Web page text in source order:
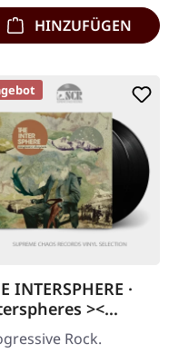
HINZUFÜGEN
INTERSPHERE ·
><
| BLACK
Rock.